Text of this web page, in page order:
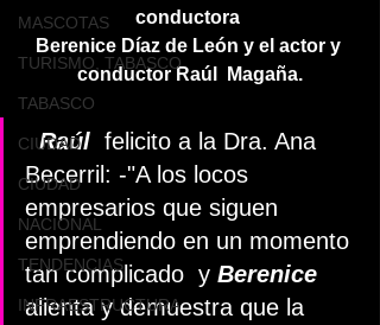
MASCOTAS
TURISMO, TABASCO
TABASCO
CIUDAD
CIUDAD
NACIONAL
TENDENCIAS
INFRAESTRUCTURA
conductora
Berenice Díaz de León y el actor y
conductor Raúl  Magaña.
Raúl
  felicito a la Dra. Ana
Becerril: -"A los locos
empresarios que siguen
emprendiendo en un momento
tan complicado  y Berenice
alienta y demuestra que la